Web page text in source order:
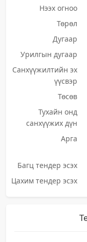
Нээх огноо
Төрөл
Дугаар
Урилгын дугаар
Санхүүжилтийн эх
үүсвэр
Төсөв
Тухайн онд
санхүүжих дүн
Арга
Багц тендер эсэх
Цахим тендер эсэх